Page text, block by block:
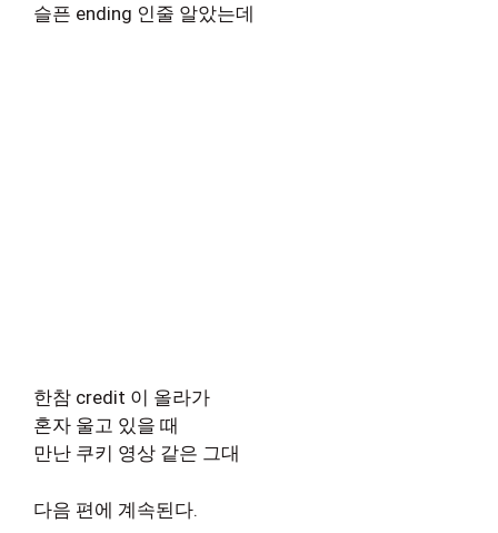
슬픈 ending 인줄 알았는데
한참 credit 이 올라가
혼자 울고 있을 때
만난 쿠키 영상 같은 그대
다음 편에 계속된다.